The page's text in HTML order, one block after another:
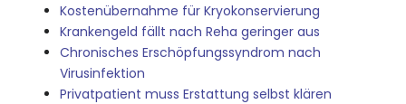
Kostenübernahme für Kryokonservierung
Krankengeld fällt nach Reha geringer aus
Chronisches Erschöpfungssyndrom nach
Virusinfektion
Privatpatient muss Erstattung selbst klären